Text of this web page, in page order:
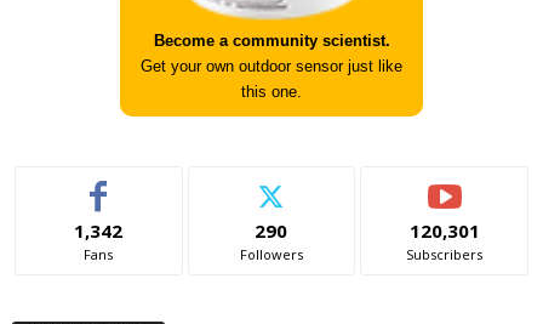
Become a community scientist.
Get your own outdoor sensor just like
this one.
1,342
Fans
290
Followers
120,301
Subscribers